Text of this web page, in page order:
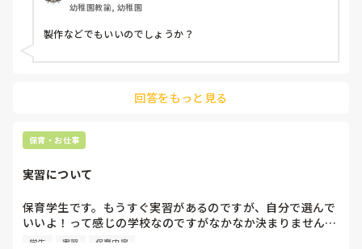
幼稚園教諭, 幼稚園
製作などでもいいのでしょうか？
回答をもっと見る
保育・お仕事
実習について
保育学生です。もうすぐ実習があるのですが、自分で選んで
いいよ！って感じの学校なのですがなかなか決まりません…
いい決め方とかありますか、？保育士さん達の人間関係とか
学生 実習 保育内容